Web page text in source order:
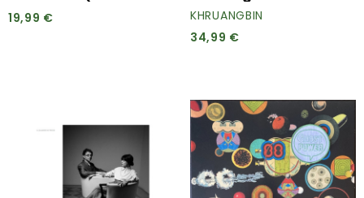
19,99 €
KHRUANGBIN
34,99 €